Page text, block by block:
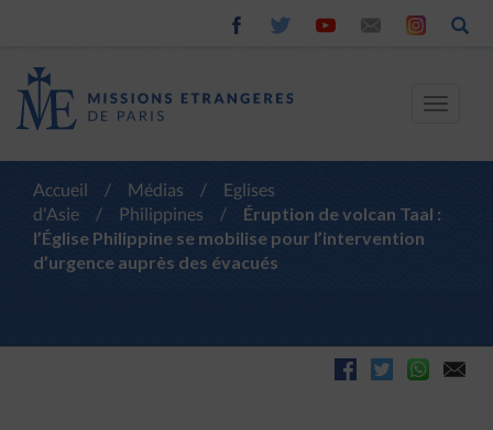
Toggle
Accueil / Médias /
Eglises
d'Asie
/ Philippines /
Éruption de volcan Taal :
l’Église Philippine se mobilise pour l’intervention
d’urgence auprès des évacués